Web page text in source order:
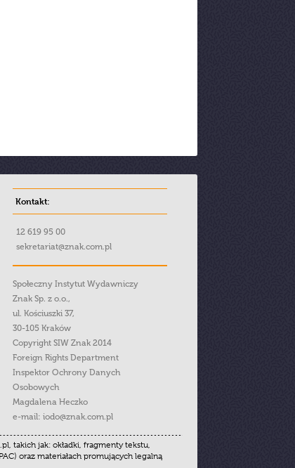
Kontakt:
12 619 95 00
sekretariat@znak.com.pl
Społeczny Instytut Wydawniczy
Znak Sp. z o.o.,
ul. Kościuszki 37,
30-105 Kraków
Copyright SIW Znak 2014
Foreign Rights Department
Inspektor Ochrony Danych
Osobowych
Magdalena Heczko
e-mail: iodo@znak.com.pl
takich jak: okładki, fragmenty tekstu,
oraz materiałach promujących legalną